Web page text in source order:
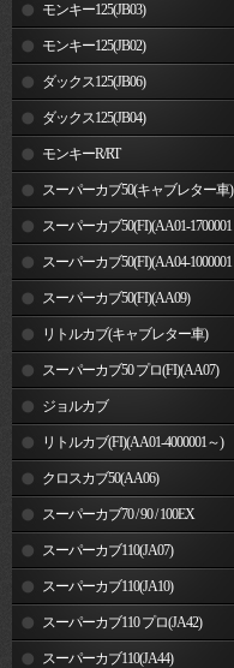
モンキー125(JB03)
モンキー125(JB02)
ダックス125(JB06)
ダックス125(JB04)
モンキーR/RT
スーパーカブ50(キャブレター車)
スーパーカブ50(FI)(AA01-1700001
～) スーパーカブ50(FI)(AA04-1000001
～) スーパーカブ50(FI)(AA09)
リトルカブ(キャブレター車)
スーパーカブ50 プロ(FI)(AA07)
ジョルカブ
リトルカブ(FI)(AA01-4000001～)
クロスカブ50(AA06)
スーパーカブ70 / 90 / 100EX
スーパーカブ110(JA07)
スーパーカブ110(JA10)
スーパーカブ110 プロ(JA42)
スーパーカブ110(JA44)